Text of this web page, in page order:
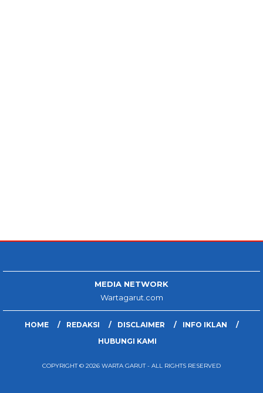
MEDIA NETWORK
Wartagarut.com
HOME REDAKSI DISCLAIMER
INFO IKLAN
HUBUNGI KAMI
COPYRIGHT © 2026 WARTA GARUT - ALL RIGHTS RESERVED